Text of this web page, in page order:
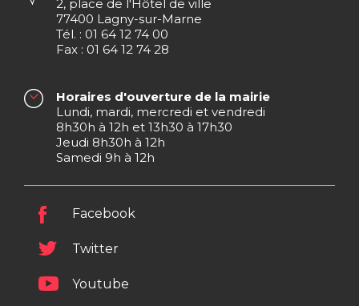
2, place de l'Hôtel de ville
77400 Lagny-sur-Marne
Tél. : 01 64 12 74 00
Fax : 01 64 12 74 28
Horaires d'ouverture de la mairie
Lundi, mardi, mercredi et vendredi
8h30h à 12h et 13h30 à 17h30
Jeudi 8h30h à 12h
Samedi 9h à 12h
Facebook
Twitter
Youtube